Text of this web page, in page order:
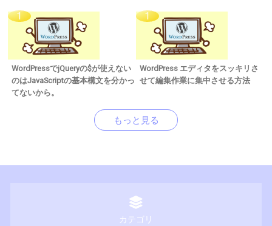
WordPressでjQueryの$が使えない
のはJavaScriptの基本構文を分かっ
てないから。
WordPress エディタをスッキリさ
せて編集作業に集中させる方法
もっと見る
カテゴリ